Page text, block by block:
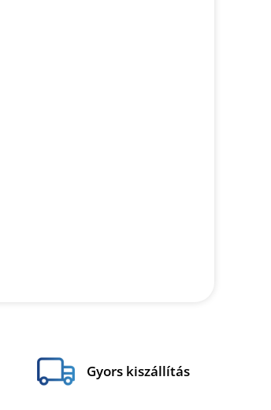
Gyors kiszállítás